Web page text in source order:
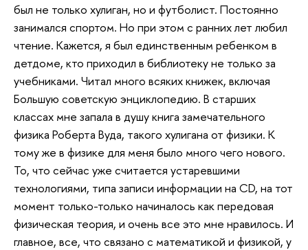
был не только хулиган, но и футболист. Постоянно
занимался спортом. Но при этом с ранних лет любил
чтение. Кажется, я был единственным ребенком в
детдоме, кто приходил в библиотеку не только за
учебниками. Читал много всяких книжек, включая
Большую советскую энциклопедию. В старших
классах мне запала в душу книга замечательного
физика Роберта Вуда, такого хулигана от физики. К
тому же в физике для меня было много чего нового.
То, что сейчас уже считается устаревшими
технологиями, типа записи информации на CD, на тот
момент только-только начиналось как передовая
физическая теория, и очень все это мне нравилось. И
главное, все, что связано с математикой и физикой, у